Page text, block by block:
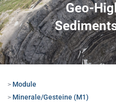
Geo-
Module
Minerale/Gesteine (M1)